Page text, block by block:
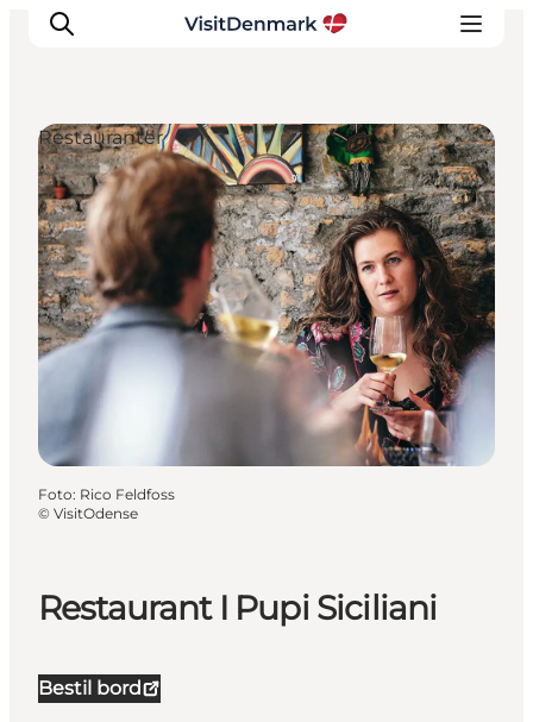
Inspiration
Destinationer
Oplevelser
Overnatning
Planlæg ferien
Restaurant I Pupi Siciliani
Bestil bord
Restauranter
Foto: Rico Feldfoss
© VisitOdense